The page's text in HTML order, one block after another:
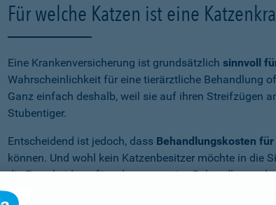
Für welche Katzen ist eine
Eine Krankenversicherung ist grundsätzlich sinnvoll
Wahrscheinlichkeit für eine tierärztliche Behandlung
Ganz einfach deshalb, weil sie auf ihren Streifzügen
Stubentiger.
Entscheidend ist jedoch, dass Behandlungskosten
können. Und wohl kein Katzenbesitzer möchte in die
die Entscheidung für oder gegen eine Behandlung
müssen.